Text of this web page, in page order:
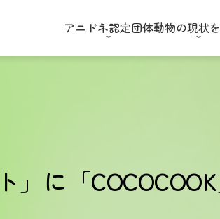
アニドネ認定団体動物の現状
」に「